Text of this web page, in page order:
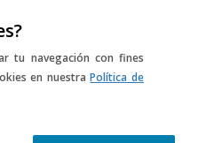
tu navegación con fines
en nuestraPolítica de
Más historias